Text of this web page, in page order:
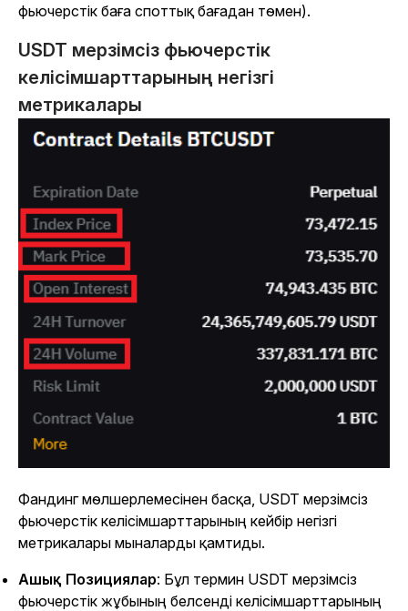
фьючерстік баға споттық бағадан төмен).
USDT мерзімсіз фьючерстік
келісімшарттарының негізгі
метрикалары
Фандинг мөлшерлемесінен басқа, USDT мерзімсіз
фьючерстік келісімшарттарының кейбір негізгі
метрикалары мыналарды қамтиды.
Ашық Позициялар: Бұл термин USDT мерзімсіз
фьючерстік жұбының белсенді келісімшарттарының